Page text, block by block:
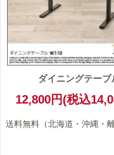
ダイニングテーブ
12,800円(税込
送料無料（北海道・沖縄・離